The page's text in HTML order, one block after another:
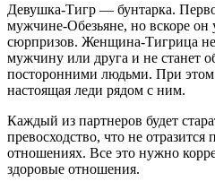
Девушка-Тигр — бунтарка.
мужчине-Обезьяне, но вскоре он
сюрпризов. Женщина-Тигрица не
мужчину или друга и не станет
посторонними людьми. При этом
настоящая леди рядом с ним.
Каждый из партнеров будет
превосходство, что не отразится
отношениях. Все это нужно
здоровые отношения.